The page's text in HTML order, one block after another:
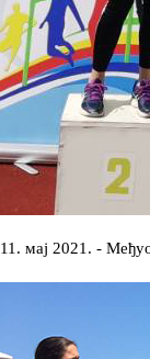
11. мај 2021. -